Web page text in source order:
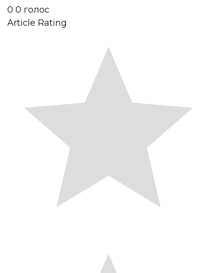
0 0 голос
Article Rating